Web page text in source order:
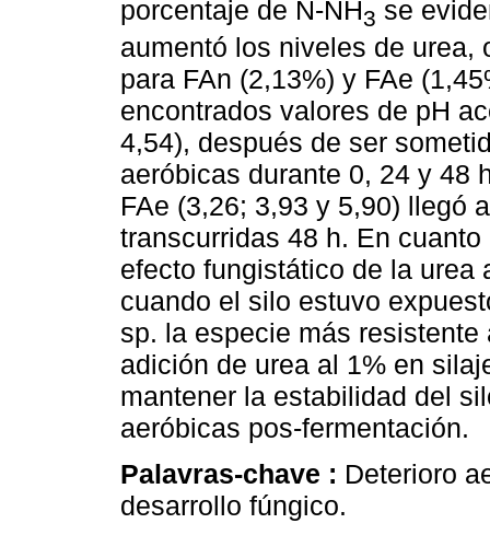
porcentaje de N-NH3 se
aumentó los niveles de urea,
para FAn (2,13%) y FAe
encontrados valores de pH
4,54), después de ser
aeróbicas durante 0, 24 y 48
FAe (3,26; 3,93 y 5,90) llegó
transcurridas 48 h. En
efecto fungistático de la urea
cuando el silo estuvo
sp. la especie más
adición de urea al 1% en
mantener la estabilidad del
aeróbicas pos-fermentación.
Palavras-chave : Deterioro
desarrollo fúngico.